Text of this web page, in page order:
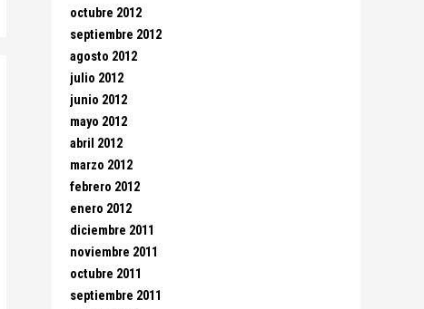
octubre 2012
septiembre 2012
agosto 2012
julio 2012
junio 2012
mayo 2012
abril 2012
marzo 2012
febrero 2012
enero 2012
diciembre 2011
noviembre 2011
octubre 2011
septiembre 2011